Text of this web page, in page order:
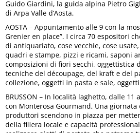
Guido Giardini, la guida alpina Pietro
di Arpa Valle d’Aosta.
AOSTA – Appuntamento alle 9 con la
Grenier en place”. I circa 70 espositori
di antiquariato, cose vecchie, cose
quadri e stampe, pizzi e ricami, saponi
composizioni di fiori secchi, oggettistica
tecniche del découpage, del kraft e del
collezione, oggetti in pasta e sale,
BRUSSON – In località laghetto, dalle
con Monterosa Gourmand. Una
produttori scendono in piazza per
della filiera locale e capacità